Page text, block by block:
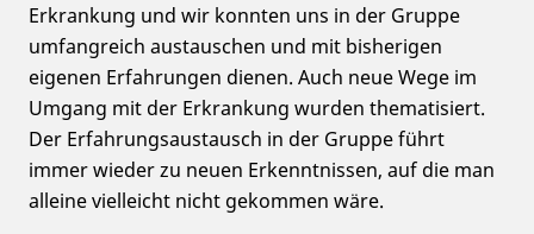
Erkrankung und wir konnten uns in der Gruppe
umfangreich austauschen und mit bisherigen
eigenen Erfahrungen dienen. Auch neue Wege im
Umgang mit der Erkrankung wurden thematisiert.
Der Erfahrungsaustausch in der Gruppe führt
immer wieder zu neuen Erkenntnissen, auf die man
alleine vielleicht nicht gekommen wäre.